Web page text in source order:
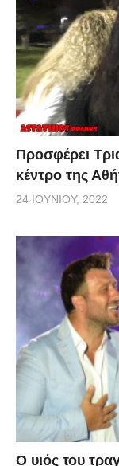
Προσφέρει
κέντρο της
24 ΙΟΥΝΊΟΥ, 2022
O υιός του